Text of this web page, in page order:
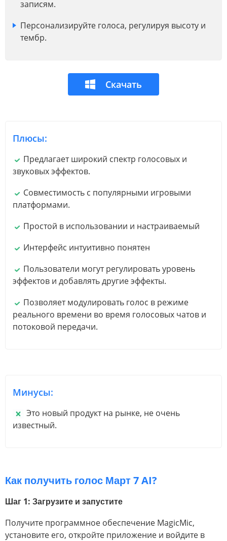
записям.
Персонализируйте голоса, регулируя высоту и
тембр.
Скачать
Плюсы:
Предлагает широкий спектр голосовых и
звуковых эффектов.
Совместимость с популярными игровыми
платформами.
Простой в использовании и настраиваемый
Интерфейс интуитивно понятен
Пользователи могут регулировать уровень
эффектов и добавлять другие эффекты.
Позволяет модулировать голос в режиме
реального времени во время голосовых чатов и
потоковой передачи.
Минусы:
Это новый продукт на рынке, не очень
известный.
Как получить голос Март 7 AI?
Шаг 1: Загрузите и запустите
Получите программное обеспечение MagicMic,
установите его, откройте приложение и войдите в